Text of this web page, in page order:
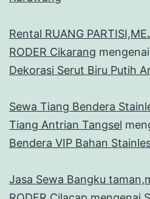
Rental RUANG
RODER Cikarang mengenai
Dekorasi Serut Biru Putih
Sewa Tiang Bendera
Tiang Antrian Tangsel
Bendera VIP Bahan
Jasa Sewa Bangku